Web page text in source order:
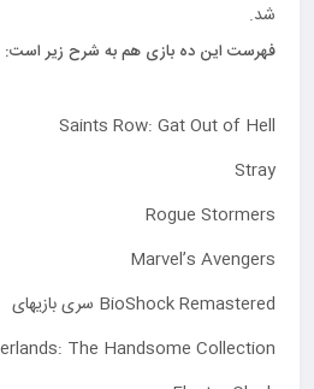
شد.
فهرست این ده بازی هم به شرح زیر است:
Saints Row: Gat Out of Hell
Stray
Rogue Stormers
Marvel’s Avengers
BioShock Remastered سری بازیهای
The Handsome Collection